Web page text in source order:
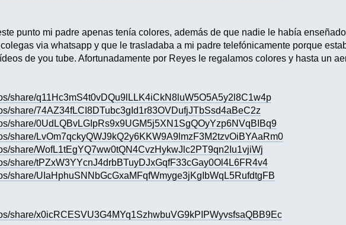
punto mi padre apenas tenía colores, además de que nadie le había
via whatsapp y que le trasladaba a mi padre telefónicamente porque
de you tube. Afortunadamente por Reyes le regalamos colores y hasta un
share/q11Hc3mS4t0vDQu9lLLK4iCkN8luW5O5A5y2l8C1w4p
share/74AZ34fLCI8DTubc3gId1r83OVDufjJTbSsd4aBeC2z
share/0UdLQBvLGIpRs9x9UGM5j5XN1SgQOyYzp6NVqBIBq9
share/LvOm7qckyQWJ9kQ2y6KKW9A9lmzF3M2tzvOiBYAaRm0
share/WofL1tEgYQ7ww0tQN4CvzHykwJlc2PT9qn2Iu1vjiWj
share/tPZxW3YYcnJ4drbBTuyDJxGqfF33cGay0Ol4L6FR4v4
share/UIaHphuSNNbGcGxaMFqfWmyge3jKgIbWqL5RufdtgFB
share/x0icRCESVU3G4MYq1SzhwbuVG9kPIPWyvsfsaQBB9Ec